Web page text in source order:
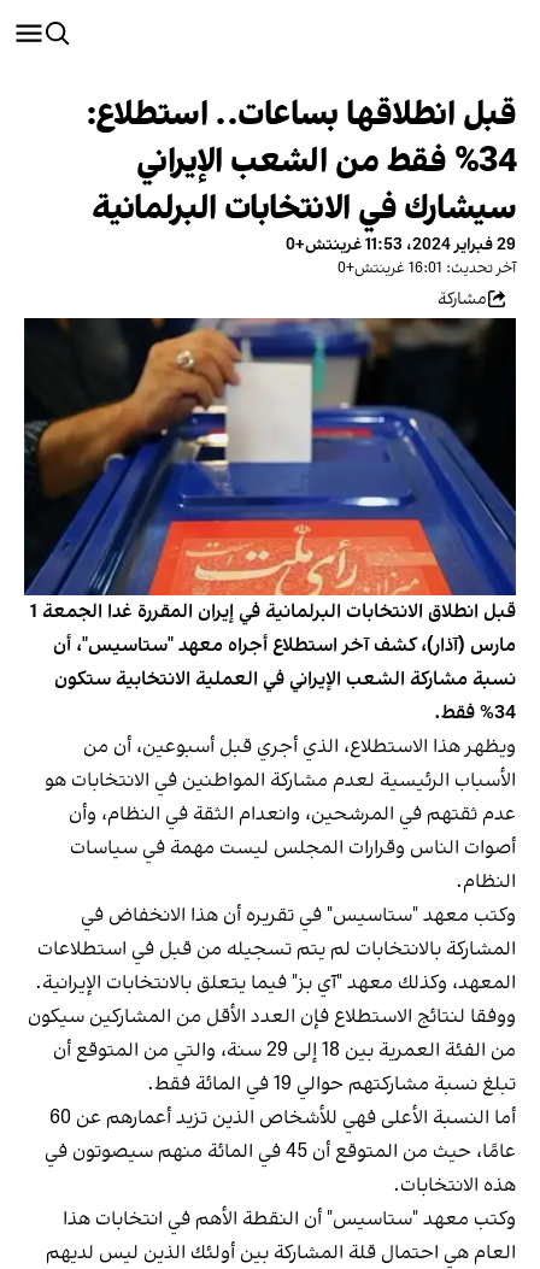
قبل انطلاقها بساعات.. استطلاع:
34% فقط من الشعب الإيراني
سيشارك في الانتخابات البرلمانية
29 فبراير 2024، 11:53 غرينتش+0
آخر تحديث: 16:01 غرينتش+0
مشاركة
قبل انطلاق الانتخابات البرلمانية في إيران المقررة غدا الجمعة 1
مارس (آذار)، كشف آخر استطلاع أجراه معهد "ستاسيس"، أن
نسبة مشاركة الشعب الإيراني في العملية الانتخابية ستكون
34% فقط.
ويظهر هذا الاستطلاع، الذي أجري قبل أسبوعين، أن من
الأسباب الرئيسية لعدم مشاركة المواطنين في الانتخابات هو
عدم ثقتهم في المرشحين، وانعدام الثقة في النظام، وأن
أصوات الناس وقرارات المجلس ليست مهمة في سياسات
النظام.
وكتب معهد "ستاسيس" في تقريره أن هذا الانخفاض في
المشاركة بالانتخابات لم يتم تسجيله من قبل في استطلاعات
المعهد، وكذلك معهد "آي بز" فيما يتعلق بالانتخابات الإيرانية.
ووفقا لنتائج الاستطلاع فإن العدد الأقل من المشاركين سيكون
من الفئة العمرية بين 18 إلى 29 سنة، والتي من المتوقع أن
تبلغ نسبة مشاركتهم حوالي 19 في المائة فقط.
أما النسبة الأعلى فهي للأشخاص الذين تزيد أعمارهم عن 60
عامًا، حيث من المتوقع أن 45 في المائة منهم سيصوتون في
هذه الانتخابات.
وكتب معهد "ستاسيس" أن النقطة الأهم في انتخابات هذا
العام هي احتمال قلة المشاركة بين أولئك الذين ليس لديهم